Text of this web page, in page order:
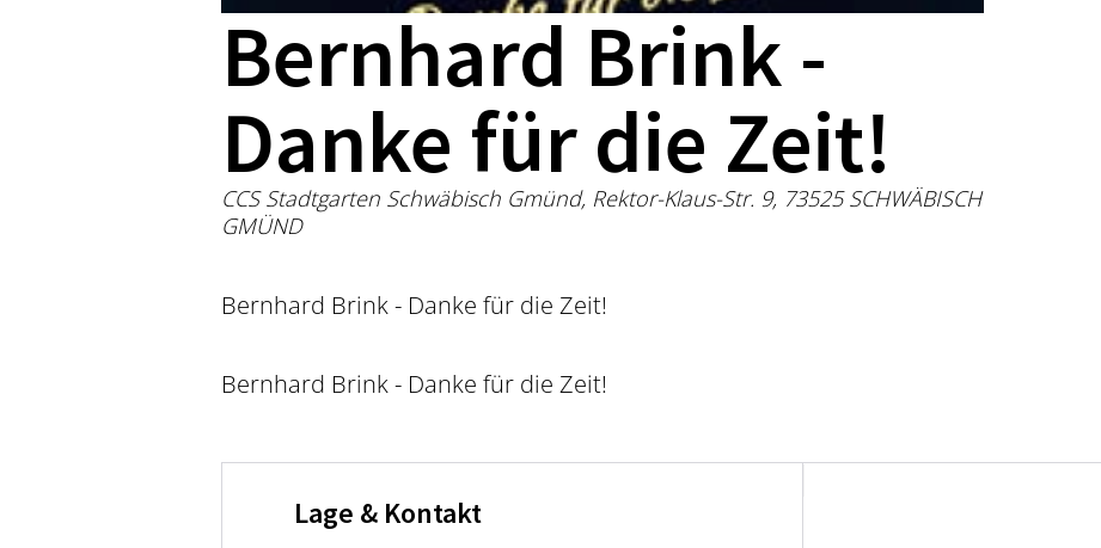
Bernhard Brink -
Danke für die Zeit!
CCS Stadtgarten Schwäbisch Gmünd, Rektor-Klaus-Str. 9, 73525 SCHWÄBISCH
GMÜND
Bernhard Brink - Danke für die Zeit!
Bernhard Brink - Danke für die Zeit!
Lage & Kontakt